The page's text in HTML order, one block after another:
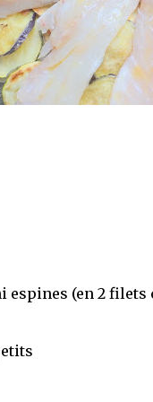
espines (en 2 filets